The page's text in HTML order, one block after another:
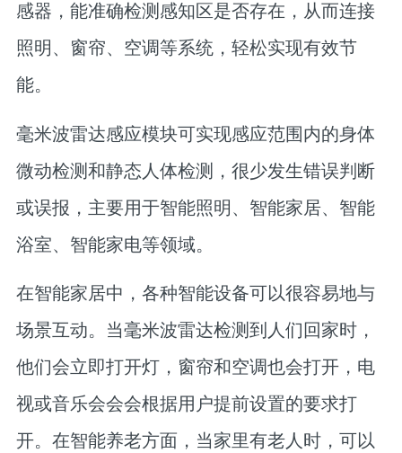
感器，能准确检测感知区是否存在，从而连接
照明、窗帘、空调等系统，轻松实现有效节
能。
毫米波雷达感应模块可实现感应范围内的身体
微动检测和静态人体检测，很少发生错误判断
或误报，主要用于智能照明、智能家居、智能
浴室、智能家电等领域。
在智能家居中，各种智能设备可以很容易地与
场景互动。当毫米波雷达检测到人们回家时，
他们会立即打开灯，窗帘和空调也会打开，电
视或音乐会会会根据用户提前设置的要求打
开。在智能养老方面，当家里有老人时，可以